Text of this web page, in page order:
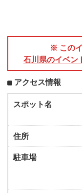
※ この
石川県のイベン
アクセス情報
スポット名
住所
駐車場